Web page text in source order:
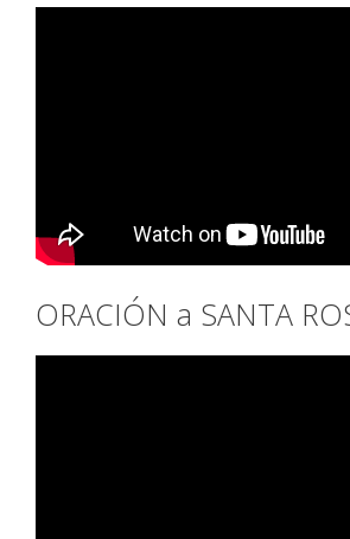
ORACIÓN a SANTA